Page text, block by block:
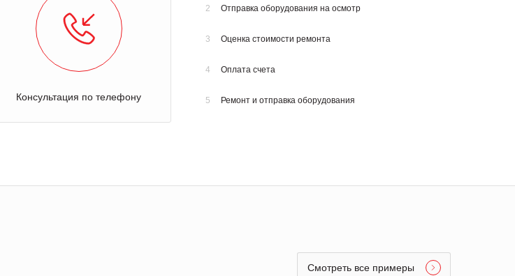
Консультация по телефону
2 Отправка оборудования на осмотр
3 Оценка стоимости ремонта
4 Оплата счета
5 Ремонт и отправка оборудования
Смотреть все примеры